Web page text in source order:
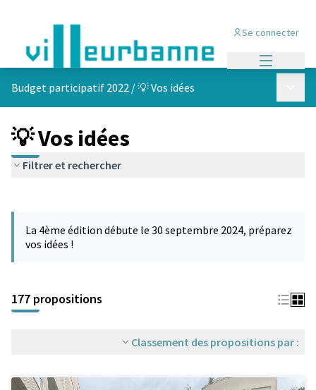
Se connecter
Budget participatif 2022 /💡 Vos idées
💡 Vos idées
Filtrer et rechercher
−
La 4ème édition débute le 30 septembre 2024, préparez
vos idées !
177 propositions
Classement des propositions par :